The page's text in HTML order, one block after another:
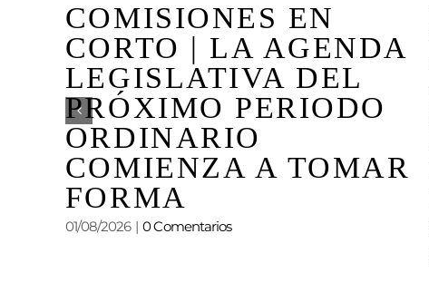
COMISIONES EN
CORTO | LA AGENDA
LEGISLATIVA DEL
PRÓXIMO PERIODO
ORDINARIO
COMIENZA A TOMAR
FORMA
01/08/2026 | 0 Comentarios